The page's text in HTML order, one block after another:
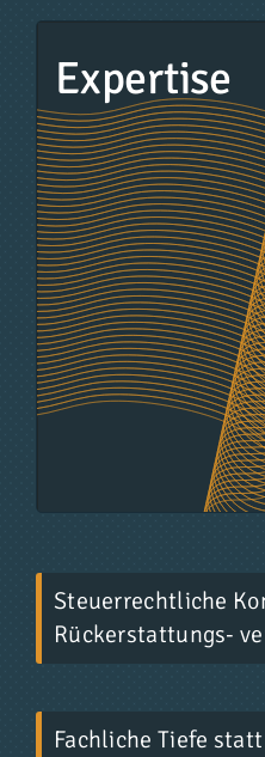
Expertise
Steuerrechtliche
Rückerstattungs-
Fachliche Tiefe